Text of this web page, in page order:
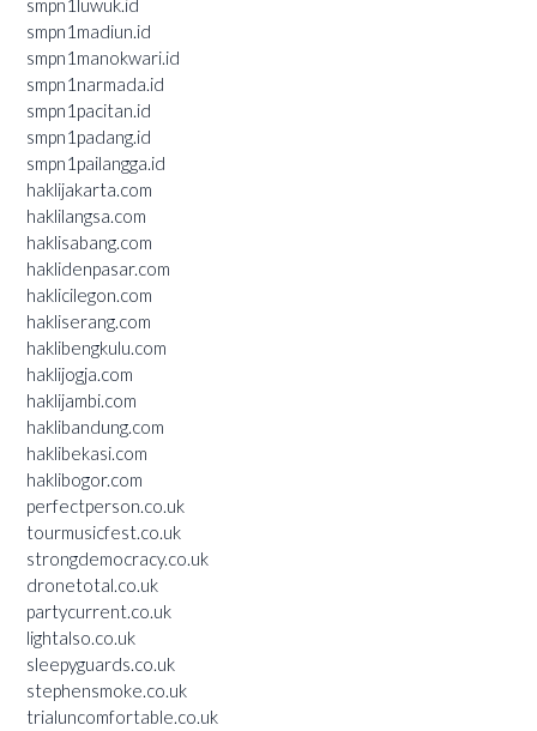
smpn1luwuk.id
smpn1madiun.id
smpn1manokwari.id
smpn1narmada.id
smpn1pacitan.id
smpn1padang.id
smpn1pailangga.id
haklijakarta.com
haklilangsa.com
haklisabang.com
haklidenpasar.com
haklicilegon.com
hakliserang.com
haklibengkulu.com
haklijogja.com
haklijambi.com
haklibandung.com
haklibekasi.com
haklibogor.com
perfectperson.co.uk
tourmusicfest.co.uk
strongdemocracy.co.uk
dronetotal.co.uk
partycurrent.co.uk
lightalso.co.uk
sleepyguards.co.uk
stephensmoke.co.uk
trialuncomfortable.co.uk